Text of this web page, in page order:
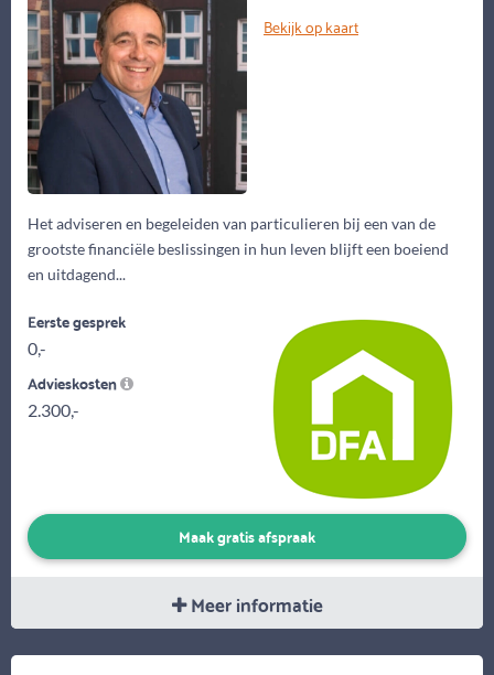
Bekijk op kaart
Het adviseren en begeleiden van particulieren bij een van de
grootste financiële beslissingen in hun leven blijft een boeiend
en uitdagend...
Eerste gesprek
0,-
Advieskosten
2.300,-
Maak gratis afspraak
Meer informatie